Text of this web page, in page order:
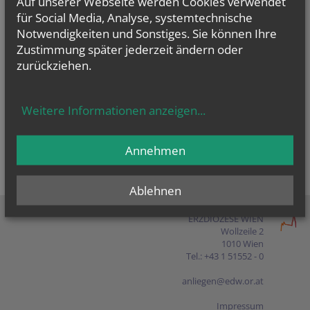
Presse
Shop
ERZDIÖZESE WIEN
Wollzeile 2
1010 Wien
Tel.: +43 1 51552 - 0
anliegen@edw.or.at
Impressum
für Social Media, Analyse, systemtechnische
Notwendigkeiten und Sonstiges. Sie können Ihre
Zustimmung später jederzeit ändern oder
zurückziehen.
Weitere Informationen anzeigen...
Ablehnen
Annehmen